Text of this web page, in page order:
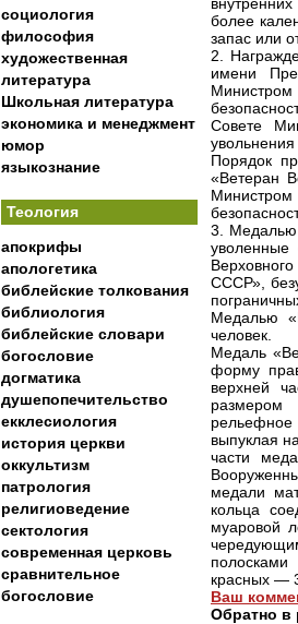
социология
философия
художественная
литература
Школьная литература
экономика и менеджмент
юмор
языкознание
Теология
апокрифы
апологетика
библейские толкования
библиология
библейские словари
богословие
догматика
душепопечительство
екклесиология
история церкви
оккультизм
патрология
религиоведение
сектология
современная церковь
сравнительное
богословие
более
запас или
2.
имени
Министром
Совете
увольнения
Порядок
«Ветеран
Министром
3. Медалью
уволенные
СССР»,
Медалью
человек.
Медаль
форму
верхней
рельефное
выпуклая
части
медали
кольца
муаровой
красных —
Ваш
Обратно в